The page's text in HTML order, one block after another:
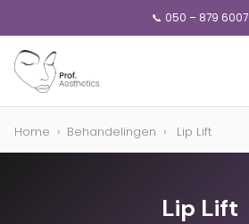
📞 050 – 879 6007
Home › Behandelingen › Lip Lift
Lip Lift